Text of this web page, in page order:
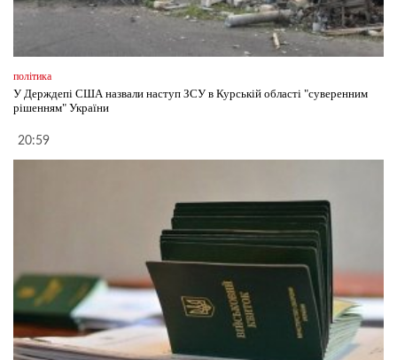
політика
У Держдепі США назвали наступ ЗСУ в Курській області "суверенним
рішенням" України
20:59